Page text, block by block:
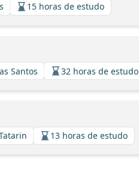
15 horas de estudo
Santos 32 horas de estudo
13 horas de estudo